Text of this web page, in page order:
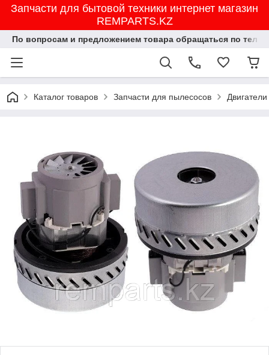
Запчасти для бытовой техники интернет магазин
REMPARTS.KZ
По вопросам и предложением товара обращаться по
Каталог товаров Запчасти для пылесосов